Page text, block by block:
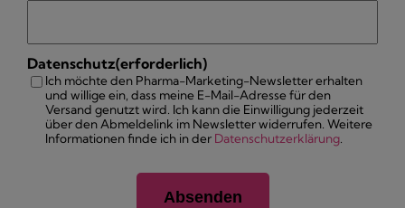
Datenschutz(erforderlich)
Ich möchte den Pharma-Marketing-Newsletter erhalten
und willige ein, dass meine E-Mail-Adresse für den
Versand genutzt wird. Ich kann die Einwilligung jederzeit
über den Abmeldelink im Newsletter widerrufen. Weitere
Informationen finde ich in der Datenschutzerklärung